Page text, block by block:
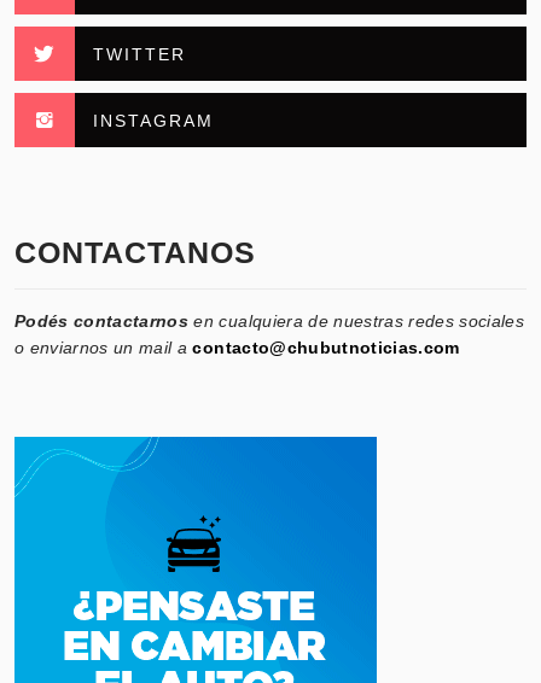
TWITTER
INSTAGRAM
CONTACTANOS
Podés contactarnos en cualquiera de nuestras redes sociales
o enviarnos un mail acontacto@chubutnoticias.com